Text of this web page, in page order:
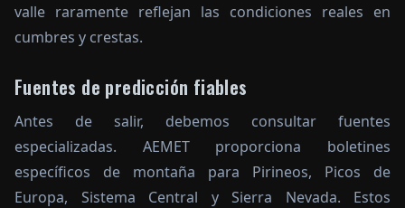
valle raramente reflejan las condiciones reales en
cumbres y crestas.
Fuentes de predicción fiables
Antes de salir, debemos consultar fuentes
especializadas. AEMET proporciona boletines
específicos de montaña para Pirineos, Picos de
Europa, Sistema Central y Sierra Nevada. Estos